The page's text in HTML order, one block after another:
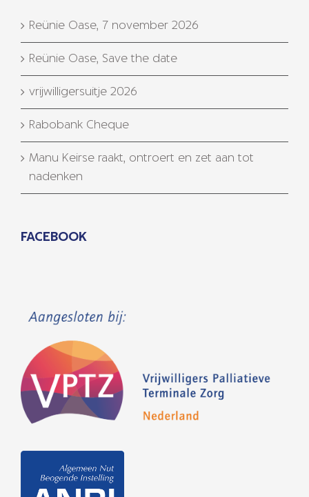
Reünie Oase, 7 november 2026
Reünie Oase, Save the date
vrijwilligersuitje 2026
Rabobank Cheque
Manu Keirse raakt, ontroert en zet aan tot
nadenken
FACEBOOK